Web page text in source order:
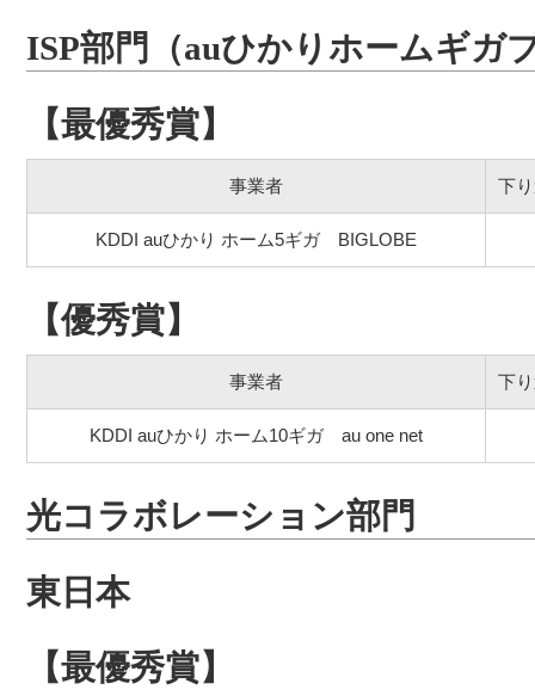
ISP部門（auひかりホームギガ
【最優秀賞】
事業者 下
KDDI auひかり ホーム5ギガ BIGLOBE
【優秀賞】
事業者 下
KDDI auひかり ホーム10ギガ au one net
光コラボレーション部門
東日本
【最優秀賞】